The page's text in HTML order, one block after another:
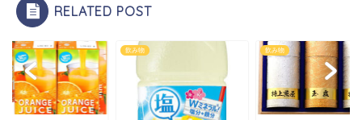
RELATED POST
飲み物 飲み物 飲み物